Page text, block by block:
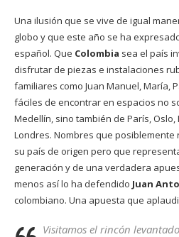
Una ilusión que se vive de igual
globo y que este año se ha
español. Que Colombia sea el país
disfrutar de piezas e instalaciones
familiares como Juan Manuel, María,
fáciles de encontrar en espacios no
Medellín, sino también de París,
Londres. Nombres que
su país de origen pero que
generación y de una verdadera
menos así lo ha defendido Juan
colombiano. Una apuesta que
Visitamos el rincón